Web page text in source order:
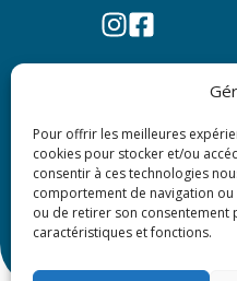
Pour offrir les meilleures
cookies pour stocker et/ou
consentir à ces technologies
comportement de navigation ou
ou de retirer son consentement
caractéristiques et fonctions.